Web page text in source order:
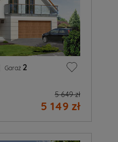
Garaż 2
5 649 zł
5 149 zł